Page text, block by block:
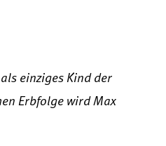
einziges Kind der
Erbfolge wird Max